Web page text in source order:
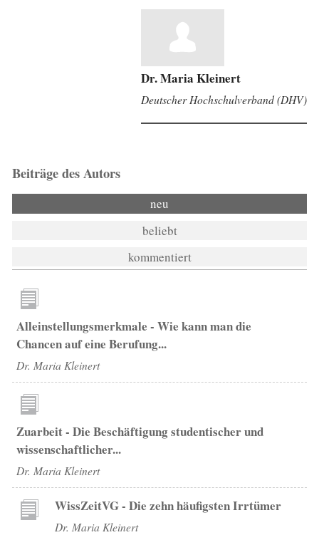
Dr. Maria Kleinert
Deutscher Hochschulverband (DHV)
Beiträge des Autors
neu
beliebt
kommentiert
Alleinstellungsmerkmale - Wie kann man die
Chancen auf eine Berufung...
Dr. Maria Kleinert
Zuarbeit - Die Beschäftigung studentischer und
wissenschaftlicher...
Dr. Maria Kleinert
WissZeitVG - Die zehn häufigsten Irrtümer
Dr. Maria Kleinert